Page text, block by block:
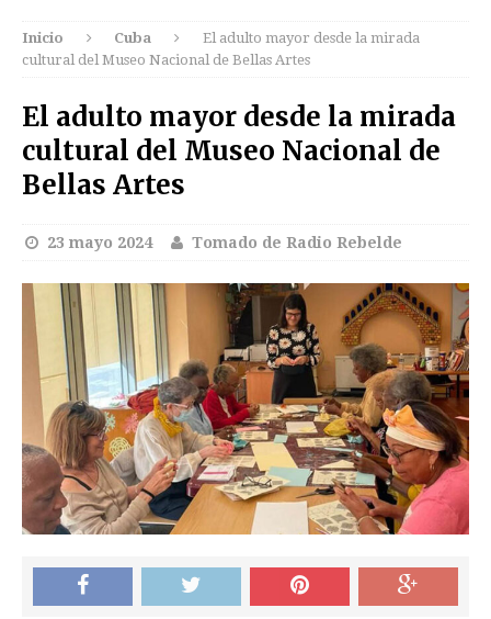
Inicio Cuba
El adulto mayor desde la mirada
cultural del Museo Nacional de Bellas Artes
El adulto mayor desde la mirada
cultural del Museo Nacional de
Bellas Artes
23 mayo 2024 Tomado de Radio Rebelde